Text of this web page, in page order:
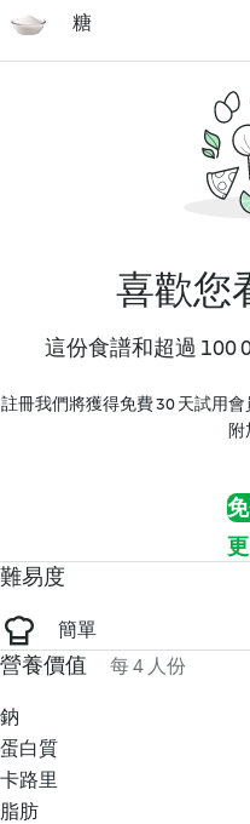
糖
喜歡您
這份食譜和超過 100
註冊我們將獲得免費 30 天試用
附
難易度
簡單
營養價值 每 4 人份
鈉
蛋白質
卡路里
脂肪